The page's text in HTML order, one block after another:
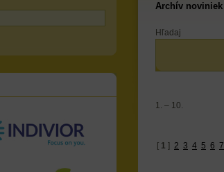
Archív noviniek
Hľadaj
1. – 10.
[ 1 ] 2 3 4 5 6 7